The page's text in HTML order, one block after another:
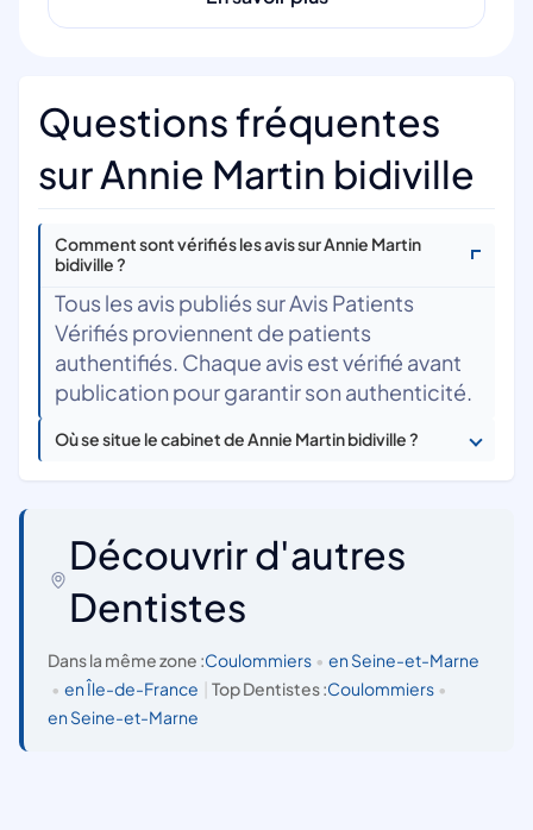
Questions fréquentes
sur Annie Martin bidiville
Comment sont vérifiés les avis sur Annie Martin
bidiville ?
Tous les avis publiés sur Avis Patients
Vérifiés proviennent de patients
authentifiés. Chaque avis est vérifié avant
publication pour garantir son authenticité.
Où se situe le cabinet de Annie Martin bidiville ?
Découvrir d'autres
Dentistes
Dans la même zone :Coulommiers • en Seine-et-Marne
• en Île-de-France Top Dentistes :Coulommiers •
en Seine-et-Marne